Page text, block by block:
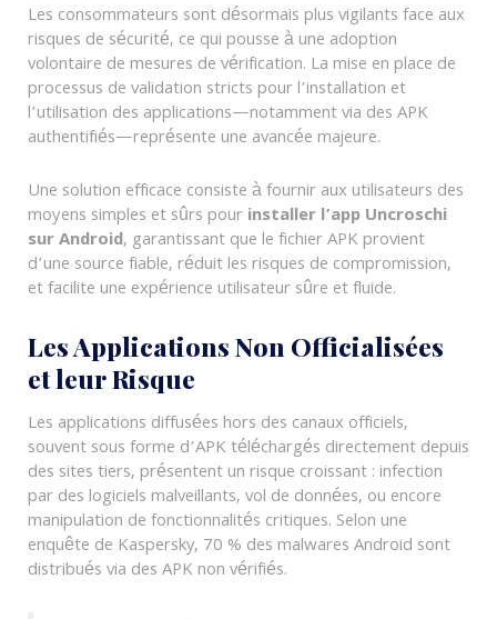
Les consommateurs sont désormais plus vigilants face aux
risques de sécurité, ce qui pousse à une adoption
volontaire de mesures de vérification. La mise en place de
processus de validation stricts pour l’installation et
l’utilisation des applications—notamment via des APK
authentifiés—représente une avancée majeure.
Une solution efficace consiste à fournir aux utilisateurs des
moyens simples et sûrs pourinstaller l’app Uncroschi
sur Android, garantissant que le fichier APK provient
d’une source fiable, réduit les risques de compromission,
et facilite une expérience utilisateur sûre et fluide.
Les Applications Non Officialisées
et leur Risque
Les applications diffusées hors des canaux officiels,
souvent sous forme d’APK téléchargés directement depuis
des sites tiers, présentent un risque croissant : infection
par des logiciels malveillants, vol de données, ou encore
manipulation de fonctionnalités critiques. Selon une
enquête de Kaspersky, 70 % des malwares Android sont
distribués via des APK non vérifiés.